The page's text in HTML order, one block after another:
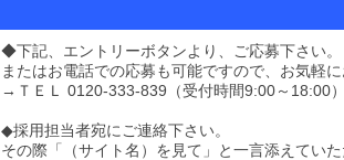
◆下記、エントリーボタンより、ご応募下さい。
またはお電話での応募も可能ですので、お気軽に
→ＴＥＬ 0120-333-839（受付時間9:00～18:00）
◆採用担当者宛にご連絡下さい。
その際「（サイト名）を見て」と一言添えていた